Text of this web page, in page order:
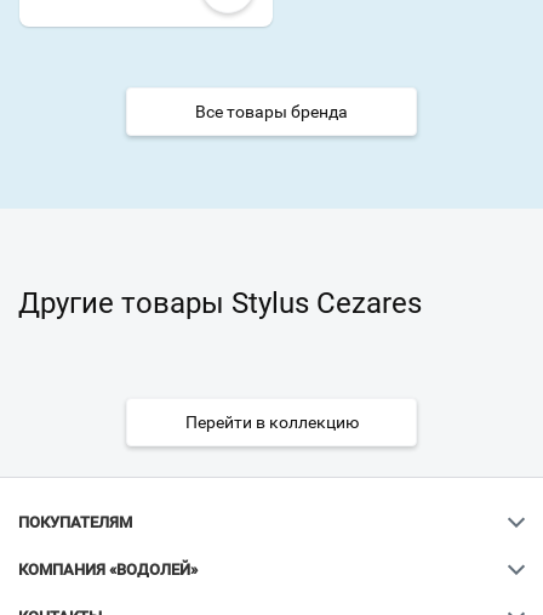
Все товары бренда
Другие товары Stylus Cezares
Перейти в коллекцию
ПОКУПАТЕЛЯМ
КОМПАНИЯ «ВОДОЛЕЙ»